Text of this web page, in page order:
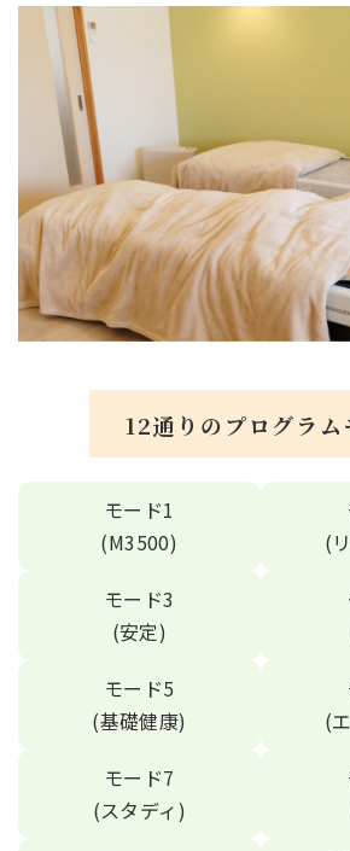
12通りのプログラム
モード1
(M3500)
(
モード3
(安定)
モード5
(基礎健康)
(
モード7
(スタディ)